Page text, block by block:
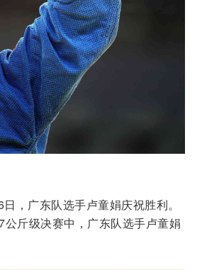
，广东队选手卢童娟庆祝胜利。
斤级决赛中，广东队选手卢童娟